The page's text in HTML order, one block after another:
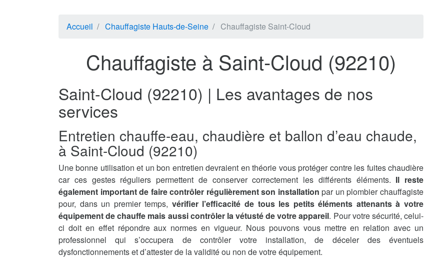
Accueil Chauffagiste Hauts-de-Seine Chauffagiste Saint-Cloud
Chauffagiste à Saint-Cloud (92210)
Saint-Cloud (92210) | Les avantages de nos
services
Entretien chauffe-eau, chaudière et ballon d’eau chaude,
à Saint-Cloud (92210)
Une bonne utilisation et un bon entretien devraient en théorie vous protéger contre les fuites chaudière
car ces gestes réguliers permettent de conserver correctement les différents éléments. Il reste
également important de faire contrôler régulièrement son installation par un plombier chauffagiste
pour, dans un premier temps, vérifier l’efficacité de tous les petits éléments attenants à votre
équipement de chauffe mais aussi contrôler la vétusté de votre appareil. Pour votre sécurité, celui-
ci doit en effet répondre aux normes en vigueur. Nous pouvons vous mettre en relation avec un
professionnel qui s’occupera de contrôler votre installation, de déceler des éventuels
dysfonctionnements et d’attester de la validité ou non de votre équipement.